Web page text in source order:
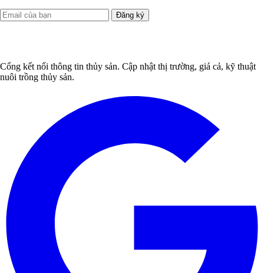
Đăng ký
Cổng kết nối thông tin thủy sản. Cập nhật thị trường, giá cả, kỹ thuật
nuôi trồng thủy sản.